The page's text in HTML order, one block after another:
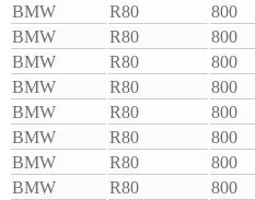
BMW
R80 800
BMW
R80 800
BMW
R80 800
BMW
R80 800
BMW
R80 800
BMW
R80 800
BMW
R80 800
BMW
R80 800